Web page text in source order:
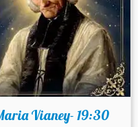
Vianey- 19:30